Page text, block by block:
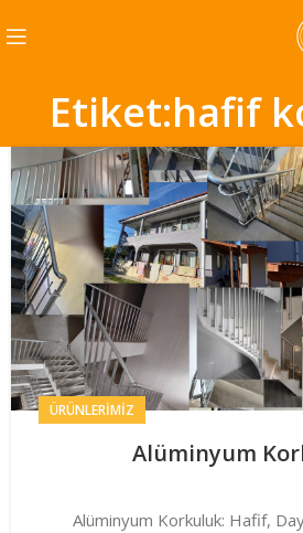
Etiket:hafif
ÜRÜNLERIMIZ
Alüminyum
Alüminyum Korkuluk: Hafif,